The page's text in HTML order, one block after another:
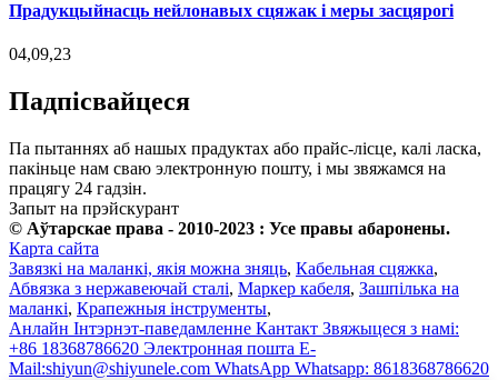
Прадукцыйнасць нейлонавых сцяжак і меры засцярогі
04,09,23
Падпісвайцеся
Па пытаннях аб нашых прадуктах або прайс-лісце, калі ласка,
пакіньце нам сваю электронную пошту, і мы звяжамся на
працягу 24 гадзін.
Запыт на прэйскурант
© Аўтарскае права - 2010-2023 : Усе правы абаронены.
Карта сайта
Завязкі на маланкі, якія можна зняць, Кабельная сцяжка,
Абвязка з нержавеючай сталі, Маркер кабеля, Зашпілька на
маланкі, Крапежныя інструменты,
Анлайн Інтэрнэт-паведамленне Кантакт Звяжыцеся з намі:
+86 18368786620 Электронная пошта E-
Mail:shiyun@shiyunele.com WhatsApp Whatsapp: 8618368786620